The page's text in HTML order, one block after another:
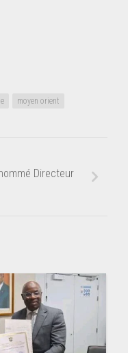
moyen orient
Directeur